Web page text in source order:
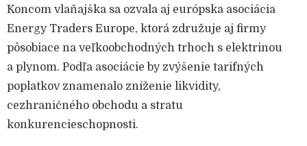
Koncom vlaňajška sa ozvala aj európska asociácia
Energy Traders Europe, ktorá združuje aj firmy
pôsobiace na veľkoobchodných trhoch s elektrinou
a plynom. Podľa asociácie by zvýšenie tarifných
poplatkov znamenalo zníženie likvidity,
cezhraničného obchodu a stratu
konkurencieschopnosti.